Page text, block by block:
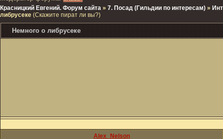
Красницкий Евгений. Форум сайта » 7. Посад (Гильдии по интересам) »
либрусеке (Скажите пират ли вы?)
Немного о либрусеке
Alex_Nelson